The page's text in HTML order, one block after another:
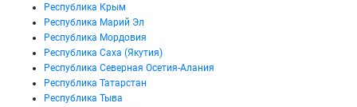
Республика Крым
Республика Марий Эл
Республика Мордовия
Республика Саха (Якутия)
Республика Северная Осетия-Алания
Республика Татарстан
Республика Тыва